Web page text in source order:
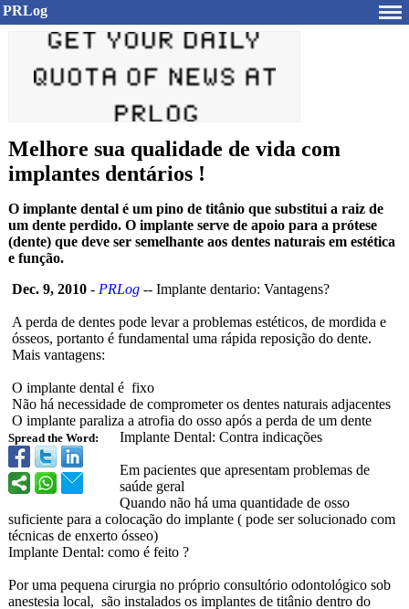
PRLog
Melhore sua qualidade de vida com
implantes dentários !
O implante dental é um pino de titânio que substitui a raiz de
um dente perdido. O implante serve de apoio para a prótese
(dente) que deve ser semelhante aos dentes naturais em estética
e função.
Spread the Word:
Dec. 9, 2010 - PRLog -- Implante dentario: Vantagens?
A perda de dentes pode levar a problemas estéticos, de mordida e
ósseos, portanto é fundamental uma rápida reposição do dente.
Mais vantagens:
O implante dental é fixo
Não há necessidade de comprometer os dentes naturais adjacentes
O implante paraliza a atrofia do osso após a perda de um dente
Implante Dental: Contra indicações
Em pacientes que apresentam problemas de
saúde geral
Quando não há uma quantidade de osso
suficiente para a colocação do implante ( pode ser solucionado com
técnicas de enxerto ósseo)
Implante Dental: como é feito ?
Por uma pequena cirurgia no próprio consultório odontológico sob
anestesia local, são instalados os implantes de titânio dentro do